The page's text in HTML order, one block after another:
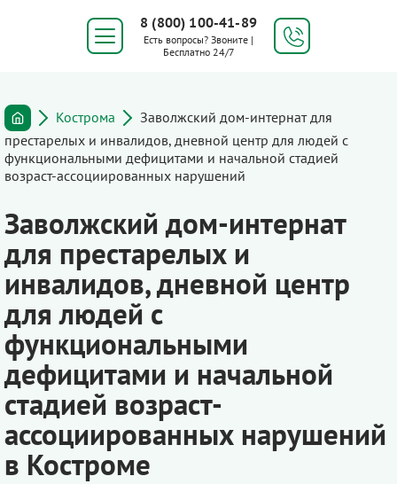
8 (800) 100-41-89
Есть вопросы? Звоните |
Бесплатно 24/7
Кострома
Заволжский дом-интернат для
престарелых и инвалидов, дневной центр для людей с
функциональными дефицитами и начальной стадией
возраст-ассоциированных нарушений
Заволжский дом-интернат
для престарелых и
инвалидов, дневной центр
для людей с
функциональными
дефицитами и начальной
стадией возраст-
ассоциированных нарушений
в Костроме